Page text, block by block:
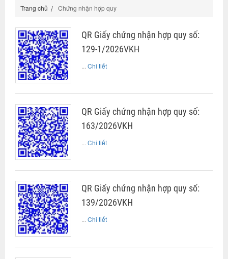
Trang chủ Chứng nhận hợp quy
QR Giấy chứng nhận hợp quy số:
129-1/2026VKH
... Chi tiết
QR Giấy chứng nhận hợp quy số:
163/2026VKH
... Chi tiết
QR Giấy chứng nhận hợp quy số:
139/2026VKH
... Chi tiết